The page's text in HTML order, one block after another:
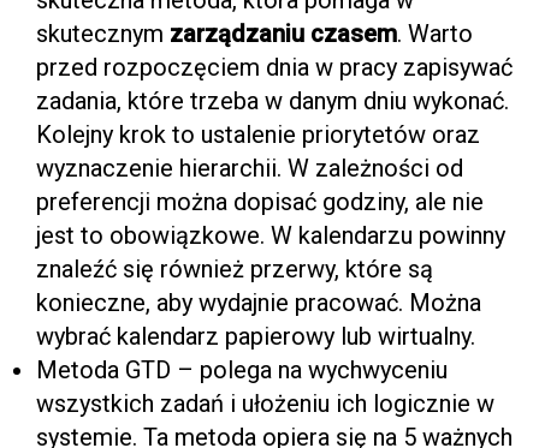
skutecznym zarządzaniu czasem. Warto
przed rozpoczęciem dnia w pracy zapisywać
zadania, które trzeba w danym dniu wykonać.
Kolejny krok to ustalenie priorytetów oraz
wyznaczenie hierarchii. W zależności od
preferencji można dopisać godziny, ale nie
jest to obowiązkowe. W kalendarzu powinny
znaleźć się również przerwy, które są
konieczne, aby wydajnie pracować. Można
wybrać kalendarz papierowy lub wirtualny.
Metoda GTD – polega na wychwyceniu
wszystkich zadań i ułożeniu ich logicznie w
systemie. Ta metoda opiera się na 5 ważnych